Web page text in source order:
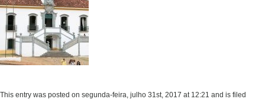
This entry was posted on segunda-feira, julho 31st, 2017 at 12:21 and is filed